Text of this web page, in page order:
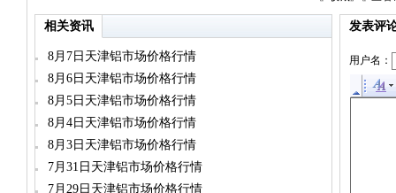
相关资讯
8月7日天津铝市场价格行情
8月6日天津铝市场价格行情
8月5日天津铝市场价格行情
8月4日天津铝市场价格行情
8月3日天津铝市场价格行情
7月31日天津铝市场价格行情
7月29日天津铝市场价格行情
发表评
用户名：